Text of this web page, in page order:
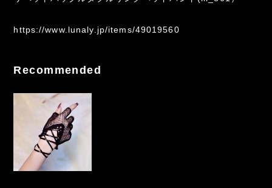
https://www.lunaly.jp/items/49019560
Recommended